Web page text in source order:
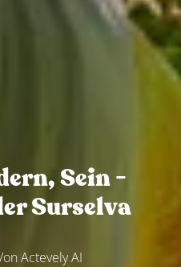
Sein -
Surselva
Actevely AI